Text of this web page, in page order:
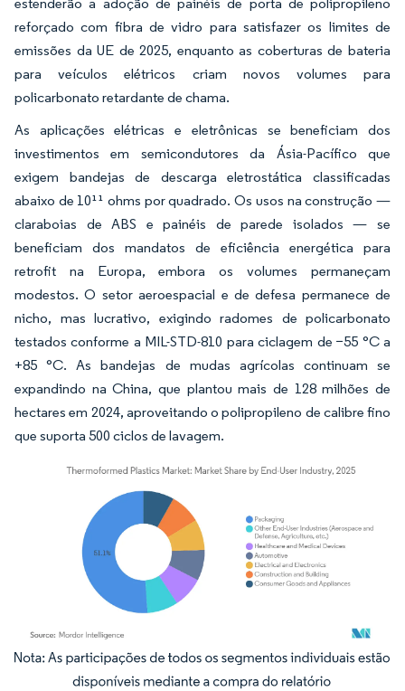
reforçado com fibra de vidro para satisfazer os limites de
emissões da UE de 2025, enquanto as coberturas de bateria
para veículos elétricos criam novos volumes para
policarbonato retardante de chama.
As aplicações elétricas e eletrônicas se beneficiam dos
investimentos em semicondutores da Ásia-Pacífico que
exigem bandejas de descarga eletrostática classificadas
abaixo de 10¹¹ ohms por quadrado. Os usos na construção —
claraboias de ABS e painéis de parede isolados — se
beneficiam dos mandatos de eficiência energética para
retrofit na Europa, embora os volumes permaneçam
modestos. O setor aeroespacial e de defesa permanece de
nicho, mas lucrativo, exigindo radomes de policarbonato
testados conforme a MIL-STD-810 para ciclagem de −55 °C a
+85 °C. As bandejas de mudas agrícolas continuam se
expandindo na China, que plantou mais de 128 milhões de
hectares em 2024, aproveitando o polipropileno de calibre fino
que suporta 500 ciclos de lavagem.
Imagem © Mordor Intelligence. O reuso requer atribuição conforme CC BY 4.0.